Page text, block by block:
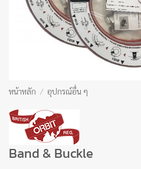
หน้าหลัก / อุปกรณ์อื่น ๆ
Band & Buckle